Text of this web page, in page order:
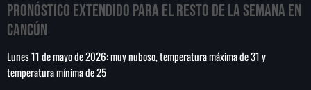
SEARCH
Pronóstico extendido para el resto de la semana en
Cancún
Lunes 11 de mayo de 2026: muy nuboso, temperatura máxima de 31 y
temperatura mínima de 25